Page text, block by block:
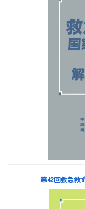
第42回救急救